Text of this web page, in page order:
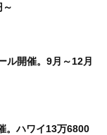
ル開催。9月～12月
。ハワイ13万6800